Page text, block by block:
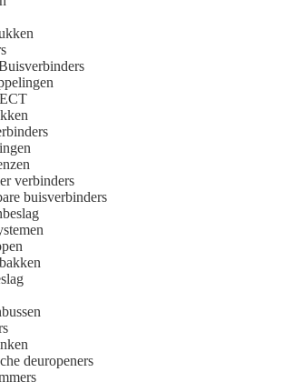
verbinders
buisverbinders
deuropeners